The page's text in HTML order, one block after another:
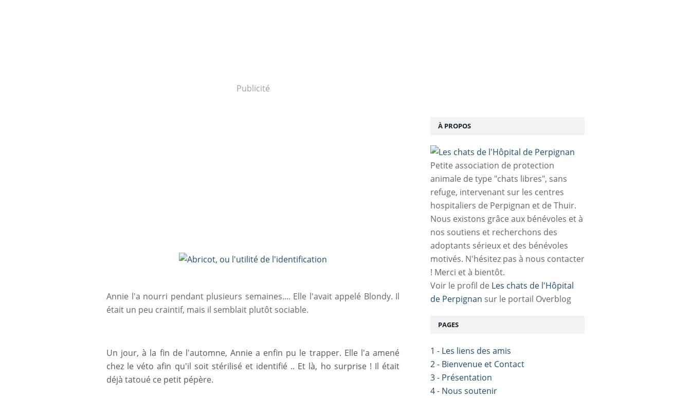
Publicité
Annie l'a nourri pendant plusieurs semaines.... Elle l'avait appelé Blondy. Il
était un peu craintif, mais il semblait plutôt sociable.
Un jour, à la fin de l'automne, Annie a enfin pu le trapper. Elle l'a amené
chez le véto afin qu'il soit stérilisé et identifié .. Et là, ho surprise ! Il était
déjà tatoué ce petit pépère.
À PROPOS
Petite association de protection
animale de type "chats libres", sans
refuge, intervenant sur les centres
hospitaliers de Perpignan et de Thuir.
Nous existons grâce aux bénévoles et à
nos soutiens et recherchons des
adoptants sérieux et des bénévoles
motivés. N'hésitez pas à nous contacter
! Merci et à bientôt.
Voir le profil de Les chats de l'Hôpital
de Perpignan sur le portail Overblog
PAGES
1 - Les liens des amis
2 - Bienvenue et Contact
3 - Présentation
4 - Nous soutenir